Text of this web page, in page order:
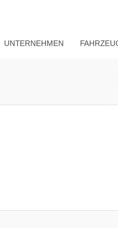
UNTERNEHMEN